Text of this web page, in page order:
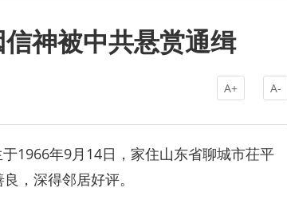
神被中共悬赏通缉
A+ A-
1966年9月14日，家住山东省聊城市茌平
，深得邻居好评。